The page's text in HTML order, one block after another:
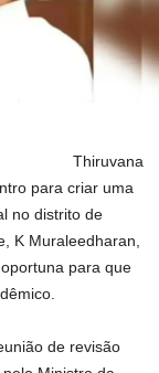
Thiruvana
para criar uma
no distrito de
K Muraleedharan,
para que
de revisão